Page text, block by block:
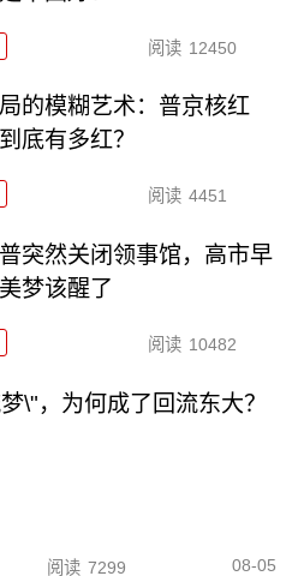
阅读 12450
的模糊艺术：普京核红
底有多红？
阅读 4451
突然关闭领事馆，高市早
梦该醒了
阅读 10482
\"，为何成了回流东大？
阅读 7299 08-05